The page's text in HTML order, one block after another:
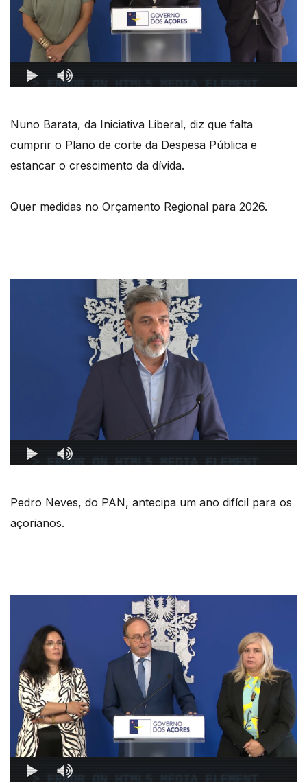
Nuno Barata, da Iniciativa Liberal, diz que falta
cumprir o Plano de corte da Despesa Pública e
estancar o crescimento da dívida.
Quer medidas no Orçamento Regional para 2026.
Pedro Neves, do PAN, antecipa um ano difícil para os
açorianos.